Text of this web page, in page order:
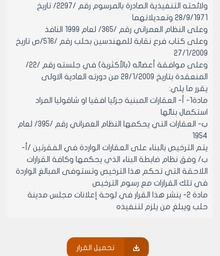
ولائحته التنفيذية الصادرة بالمرسوم رقم /2297/ تاريخ
28/9/1971 وتعديلاتهما
وعلى النظام العمراني رقم /365/ لعام 1999 النافذ
وعلى كتاب فرع نقابة للمهندسين بحلب رقم /516/ص تاريخ
27/1/2009
وعلى موافقة أعضائه (بالأكثرية) في جلسته رقم /22/
المنعقدة بتاريخ 28/1/2009 من دورته العادية الاولى
يقرر ما يلي:
مادة1- أ- العقارات المبنية جزئيا افقيا او شاقوليا المراد
استكمال بنائها
ب- العقارات التي يحكمها النظام العمراني رقم /395/ لعام
1954
يتم الترخيص بالبناء على العقارات الواردة في الفقرتين /أ-
ب/ وفق نظام ضابطة البناء الذي يحكمها وكافة القرارات
اللاحقة التي تحكم هذا الترخيص وتستوفى المبالغ الواردة
في تلك القرارات مع رسوم الترخيص
مادة 2- ينشر هذا القرار في لوحة إعلانات مجلس مدينة
حلب ويبلغ من يلزم لتنفيذه
رئيس مجلس مدينة حلب
الدكتور المهندس معن الشبلي
تحميل القرار